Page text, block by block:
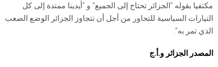
مكتفيا بقوله “الجزائر تحتاج إلى الجميع” و “أيدينا ممتدة إلى كل
التيارات السياسية للتحاور من أجل أن تتجاوز الجزائر الوضع الصعب
الذي تمر به”.
المصدر الجزائر و.أ.ج